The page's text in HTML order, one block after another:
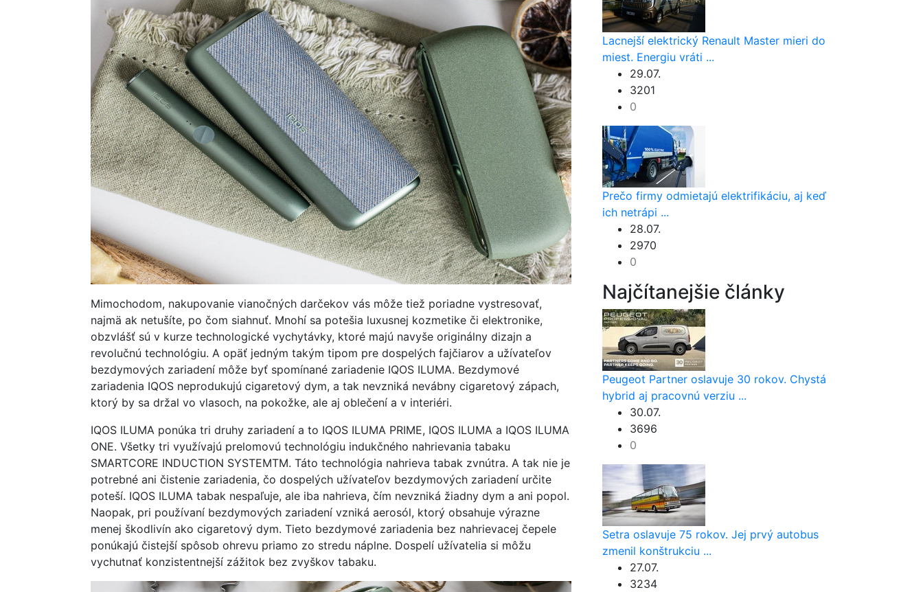
Mimochodom, nakupovanie vianočných darčekov vás môže tiež poriadne vystresovať,
najmä ak netušíte, po čom siahnuť. Mnohí sa potešia luxusnej kozmetike či elektronike,
obzvlášť sú v kurze technologické vychytávky, ktoré majú navyše originálny dizajn a
revolučnú technológiu. A opäť jedným takým tipom pre dospelých fajčiarov a užívateľov
bezdymových zariadení môže byť spomínané zariadenie IQOS ILUMA. Bezdymové
zariadenia IQOS neprodukujú cigaretový dym, a tak nevzniká nevábny cigaretový zápach,
ktorý by sa držal vo vlasoch, na pokožke, ale aj oblečení a v interiéri.
IQOS ILUMA ponúka tri druhy zariadení a to IQOS ILUMA PRIME, IQOS ILUMA a IQOS ILUMA
ONE. Všetky tri využívajú prelomovú technológiu indukčného nahrievania tabaku
SMARTCORE INDUCTION SYSTEMTM. Táto technológia nahrieva tabak zvnútra. A tak nie je
potrebné ani čistenie zariadenia, čo dospelých užívateľov bezdymových zariadení určite
poteší. IQOS ILUMA tabak nespaľuje, ale iba nahrieva, čím nevzniká žiadny dym a ani popol.
Naopak, pri používaní bezdymových zariadení vzniká aerosól, ktorý obsahuje výrazne
menej škodlivín ako cigaretový dym. Tieto bezdymové zariadenia bez nahrievacej čepele
ponúkajú čistejší spôsob ohrevu priamo zo stredu náplne. Dospelí užívatelia si môžu
vychutnať konzistentnejší zážitok bez zvyškov tabaku.
Lacnejší elektrický Renault Master mieri do
miest. Energiu vráti ...
29.07.
3201
0
Prečo firmy odmietajú elektrifikáciu, aj keď
ich netrápi ...
28.07.
2970
0
Najčítanejšie články
Peugeot Partner oslavuje 30 rokov. Chystá
hybrid aj pracovnú verziu ...
30.07.
3696
0
Setra oslavuje 75 rokov. Jej prvý autobus
zmenil konštrukciu ...
27.07.
3234